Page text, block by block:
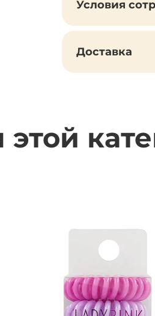
Условия
Доставка